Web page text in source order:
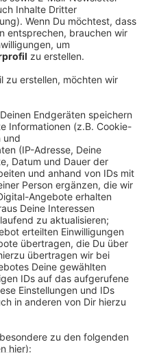
14:40
Hospitals in
mehr zum Ärgernis.
von einem "Lost
Leiche hatte die
Offenbar gibt es
Einige sollen
worden sein.
verstärkt. Viel kann sie
fast 140 Einsätze